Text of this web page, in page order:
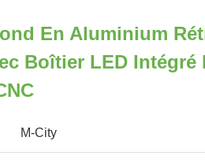
En Aluminium
Boîtier LED Intégré
M-City